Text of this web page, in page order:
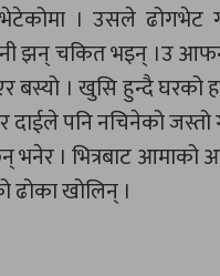
। उसले ढोगभेट
झन् चकित भइन् ।उ
। खुसि हुन्दै घरको
दाईले पनि नचिनेको
। भित्रबाट आमाको
ढोका खोलिन् ।